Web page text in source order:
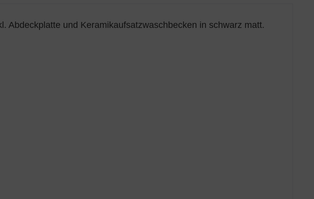
Abdeckplatte und Keramikaufsatzwaschbecken in schwarz matt.